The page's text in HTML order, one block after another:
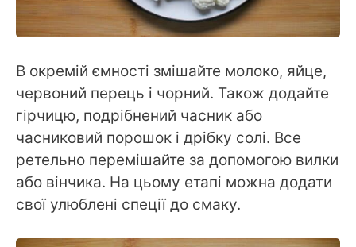
В окремій ємності змішайте молоко, яйце,
червоний перець і чорний. Також додайте
гірчицю, подрібнений часник або
часниковий порошок і дрібку солі. Все
ретельно перемішайте за допомогою вилки
або вінчика. На цьому етапі можна додати
свої улюблені спеції до смаку.